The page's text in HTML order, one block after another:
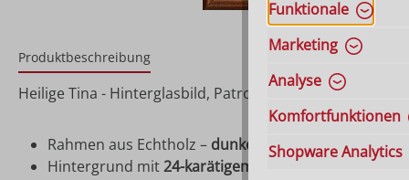
Produktbeschreibung
Heilige Tina - Hinterglasbild, Patronatsbild,
Rahmen aus Echtholz – dunkelbraun gebeizt
Hintergrund mit24-karätigem Blattgold
hinterlegt
Funktionale
Marketing
Analyse
Komfortfunktionen
Shopware Analytics